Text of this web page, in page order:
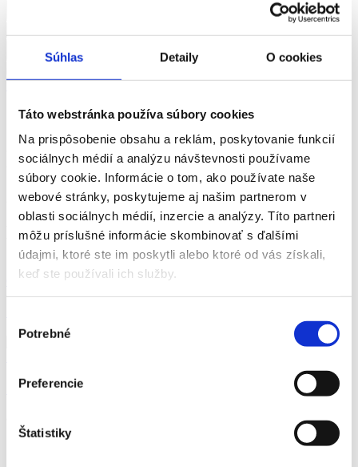
Súhlas Detaily O cookies
Táto webstránka používa súbory cookies
Na prispôsobenie obsahu a reklám, poskytovanie funkcií
sociálnych médií a analýzu návštevnosti používame
súbory cookie. Informácie o tom, ako používate naše
webové stránky, poskytujeme aj našim partnerom v
oblasti sociálnych médií, inzercie a analýzy. Títo partneri
môžu príslušné informácie skombinovať s ďalšími
údajmi, ktoré ste im poskytli alebo ktoré od vás získali,
keď ste používali ich služby.
súhlasu
Potrebné
Preferencie
Štatistiky
Menu Zavrieť
🏠︎ Zariadenie sociálnych služieb Hrabiny
Zariadenie sociálnych služieb
Hrabiny
25.09.2025
Ďalšie články
Cvičenia pre seniorov
7. Ako surfovať na internete cez smartfón (Android)